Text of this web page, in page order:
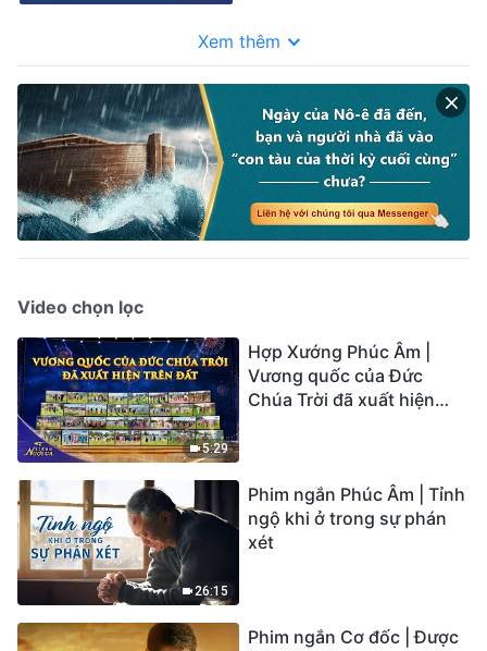
Xem thêm
Video chọn lọc
5:29
Hợp Xướng Phúc Âm |
Vương quốc của Đức
Chúa Trời đã xuất hiện
26:15
Phim ngắn Phúc Âm | Tỉnh
ngộ khi ở trong sự phán
xét
Phim ngắn Cơ đốc | Được